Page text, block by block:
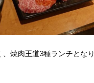
焼肉王道3種ランチとな